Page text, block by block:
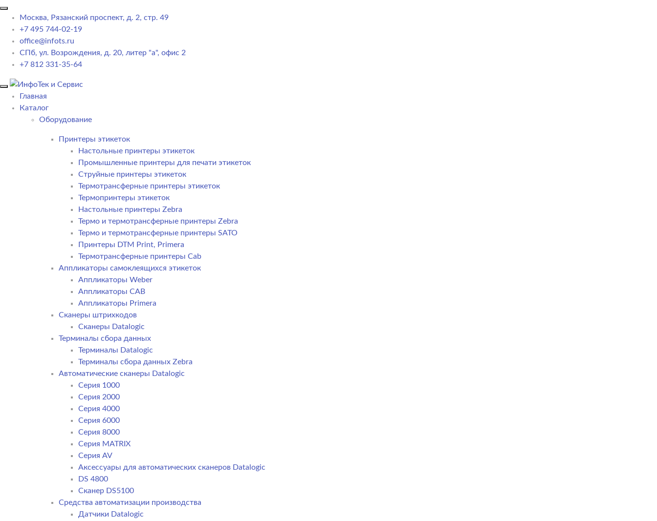
Москва, Рязанский проспект, д. 2, стр. 49
+7 495 744-02-19
office@infots.ru
СПб, ул. Возрождения, д. 20, литер "a", офис 2
+7 812 331-35-64
Главная
Каталог
Оборудование
Принтеры этикеток
Настольные принтеры этикеток
Промышленные принтеры для печати этикеток
Струйные принтеры этикеток
Термотрансферные принтеры этикеток
Термопринтеры этикеток
Настольные принтеры Zebra
Термо и термотрансферные принтеры Zebra
Термо и термотрансферные принтеры SATO
Принтеры DTM Print, Primera
Термотрансферные принтеры Cab
Аппликаторы самоклеящихся этикеток
Аппликаторы Weber
Аппликаторы CAB
Аппликаторы Primera
Сканеры штрихкодов
Сканеры Datalogic
Терминалы сбора данных
Терминалы Datalogic
Терминалы сбора данных Zebra
Автоматические сканеры Datalogic
Серия 1000
Серия 2000
Серия 4000
Серия 6000
Серия 8000
Серия MATRIX
Серия AV
Аксессуары для автоматических сканеров Datalogic
DS 4800
Сканер DS5100
Средства автоматизации производства
Датчики Datalogic